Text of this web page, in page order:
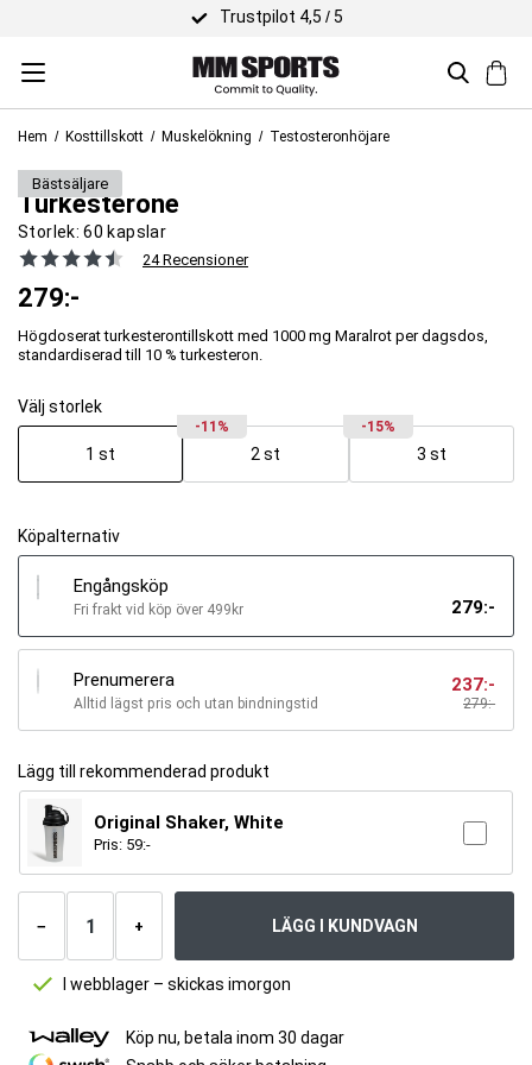
Trustpilot 4,5 / 5
Hem Kosttillskott Muskelökning Testosteronhöjare
bäst­säljare
JACKED
Turkesterone
Storlek: 60 kapslar
24 Recensioner
279:-
Högdoserat turkesterontillskott med 1000 mg Maralrot per dagsdos,
standardiserad till 10 % turkesteron.
Välj storlek
1 st
-11%
2 st
-15%
3 st
Köpalternativ
Engångsköp
Fri frakt vid köp över 499kr 279:-
Prenumerera
Alltid lägst pris och utan bindningstid 279:-
237:-
Lägg till rekommenderad produkt
Original Shaker, White
Pris: 59:-
−
Antal
+ LÄGG I KUNDVAGN
I webblager – skickas imorgon
Köp nu, betala inom 30 dagar